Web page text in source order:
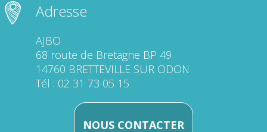
Adresse
AJBO
68 route de Bretagne BP 49
14760 BRETTEVILLE SUR ODON
Tél : 02 31 73 05 15
NOUS CONTACTER